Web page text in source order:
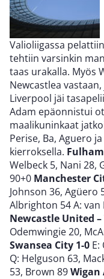
Valioliigassa
tehtiin varsinkin
taas urakalla. Myös
Newcastlea
Liverpool jäi
Adam epäonnistui
maalikuninkaat
Perise, Ba, Aguero
kierroksella.
Welbeck 5, Nani 28,
90+0 Manchester
Johnson 36, Agüero
Albrighton 54 A: van
Newcastle United –
Odemwingie 20,
Swansea City 1-0 E:
Q: Helguson 63,
53, Brown 89Wigan